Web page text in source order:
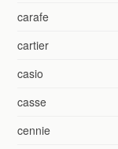
carafe
cartier
casio
casse
cennie